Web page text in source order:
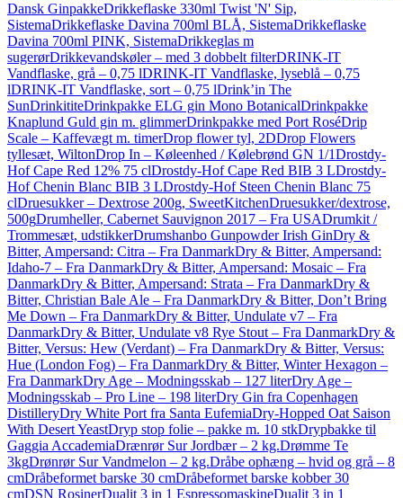
Dansk GinpakkeDrikkeflaske 330ml Twist 'N' Sip,
SistemaDrikkeflaske Davina 700ml BLÅ, SistemaDrikkeflaske
Davina 700ml PINK, SistemaDrikkeglas m
sugerørDrikkevandskøler – med 3 dobbelt filterDRINK-IT
Vandflaske, grå – 0,75 lDRINK-IT Vandflaske, lyseblå – 0,75
lDRINK-IT Vandflaske, sort – 0,75 lDrink’in The
SunDrinkititeDrinkpakke ELG gin Mono BotanicalDrinkpakke
Knaplund Guld gin m. glimmerDrinkpakke med Port RoséDrip
Scale – Kaffevægt m. timerDrop flower tyl, 2DDrop Flowers
tyllesæt, WiltonDrop In – Køleenhed / Kølebrønd GN 1/1Drostdy-
Hof Cape Red 12% 75 clDrostdy-Hof Cape Red BIB 3 LDrostdy-
Hof Chenin Blanc BIB 3 LDrostdy-Hof Steen Chenin Blanc 75
clDruesukker – Dextrose 200g, SweetKitchenDruesukker/dextrose,
500gDrumheller, Cabernet Sauvignon 2017 – Fra USADrumkit /
Trommesæt, udstikkerDrumshanbo Gunpowder Irish GinDry &
Bitter, Ampersand: Citra – Fra DanmarkDry & Bitter, Ampersand:
Idaho-7 – Fra DanmarkDry & Bitter, Ampersand: Mosaic – Fra
DanmarkDry & Bitter, Ampersand: Strata – Fra DanmarkDry &
Bitter, Christian Bale Ale – Fra DanmarkDry & Bitter, Don’t Bring
Me Down – Fra DanmarkDry & Bitter, Undulate v7 – Fra
DanmarkDry & Bitter, Undulate v8 Rye Stout – Fra DanmarkDry &
Bitter, Versus: Hew (Verdant) – Fra DanmarkDry & Bitter, Versus:
Hue (London Fog) – Fra DanmarkDry & Bitter, Winter Hexagon –
Fra DanmarkDry Age – Modningsskab – 127 literDry Age –
Modningsskab – Pro Line – 198 literDry Gin fra Copenhagen
DistilleryDry White Port fra Santa EufemiaDry-Hopped Oat Saison
With Desert YeastDryp stop folie – pakke m. 10 stkDrypbakke til
Gaggia AccademiaDrænrør Sur Jordbær – 2 kg.Drømme Te
3kgDrønrør Sur Vandmelon – 2 kg.Dråbe ophæng – hvid og grå – 8
cmDråbeformet barske 30 cmDråbeformet barske kobber 30
cmDSN RosinerDualit 3 in 1 EspressomaskineDualit 3 in 1